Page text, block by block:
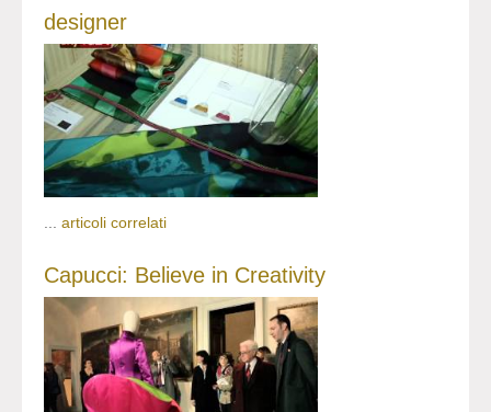
designer
... articoli correlati
Capucci: Believe in Creativity